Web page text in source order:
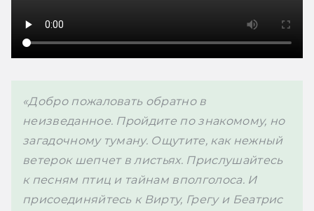
«Добро пожаловать обратно в
неизведанное. Пройдите по знакомому, но
загадочному туману. Ощутите, как нежный
ветерок шепчет в листьях. Прислушайтесь
к песням птиц и тайнам вполголоса. И
присоединяйтесь к Вирту, Грегу и Беатрис